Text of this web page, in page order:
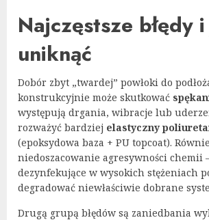
Najczęstsze błędy
uniknąć
Dobór zbyt „twardej” powłoki do
konstrukcyjnie może skutkować
występują drgania, wibracje lub
rozważyć bardziej elastyczny
(epoksydowa baza + PU topcoat).
niedoszacowanie agresywności chemii
dezynfekujące w wysokich stężeniach
degradować niewłaściwie dobrane
Drugą grupą błędów są zaniedbania